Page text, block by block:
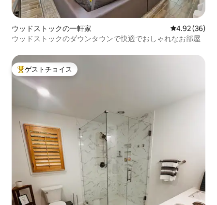
ウッドストックの一軒家 レビュー36
4.92 (36)
ウッドストックのダウンタウンで快適でおしゃれなお部屋
大好評のゲストチョイスです。
ゲストチョイス